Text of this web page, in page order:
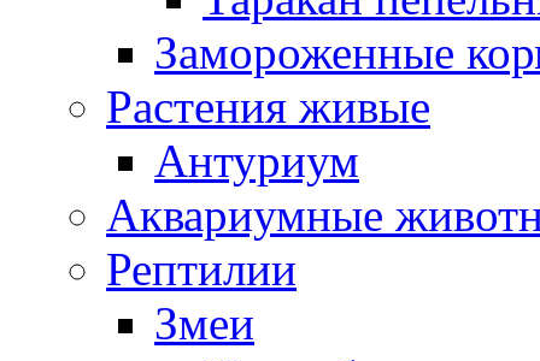
Замороженные
Растения живые
Антуриум
Аквариумные
Рептилии
Змеи